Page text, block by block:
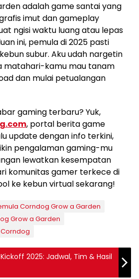
adalah game santai yang
imut dan gameplay
ngisi waktu luang atau lepas
ini, pemula di 2025 pasti
subur. Aku udah nargetin
matahari-kamu mau tanam
dan mulai petualangan
gaming terbaru? Yuk,
, portal berita game
update dengan info terkini,
pengalaman gaming-mu
lewatkan kesempatan
komunitas gamer terkece di
ke kebun virtual sekarang!
Corndog Grow a Garden
Grow a Garden
2025: Jadwal, Tim & Hasil